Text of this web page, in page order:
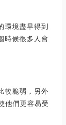
環境盡早得到
時候很多人會
較脆弱，另外
他們更容易受